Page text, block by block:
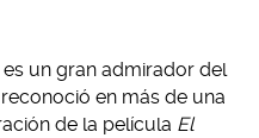
un gran admirador del
en más de una
de la película El